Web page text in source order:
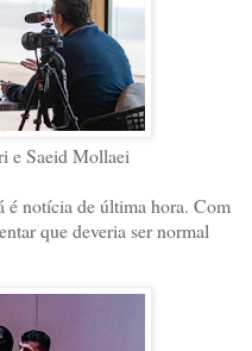
e Saeid Mollaei
é notícia de última hora. Com
que deveria ser normal